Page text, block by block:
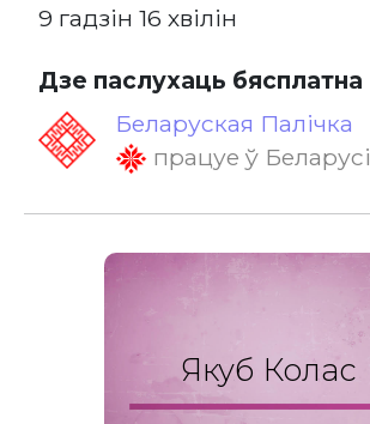
9 гадзін 16 хвілін
Дзе паслухаць бясплатна
Беларуская Палічка
працуе ў Беларусі
Якуб Колас